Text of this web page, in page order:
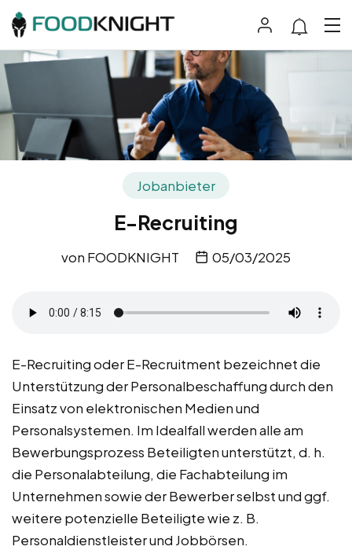
Jobanbieter
E-Recruiting
von FOODKNIGHT 05/03/2025
E-Recruiting oder E-Recruitment bezeichnet die
Unterstützung der Personalbeschaffung durch den
Einsatz von elektronischen Medien und
Personalsystemen. Im Idealfall werden alle am
Bewerbungsprozess Beteiligten unterstützt, d. h.
die Personalabteilung, die Fachabteilung im
Unternehmen sowie der Bewerber selbst und ggf.
weitere potenzielle Beteiligte wie z. B.
Personaldienstleister und Jobbörsen.